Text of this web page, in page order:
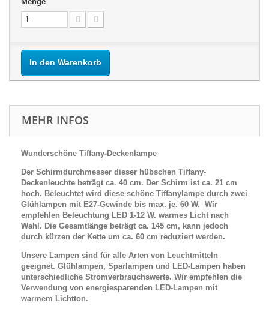
In den Warenkorb
MEHR INFOS
Wunderschöne Tiffany-Deckenlampe
Der Schirmdurchmesser dieser hübschen Tiffany-
Deckenleuchte beträgt ca. 40 cm. Der Schirm ist ca. 21 cm
hoch. Beleuchtet wird diese schöne Tiffanylampe durch zwei
Glühlampen mit E27-Gewinde bis max. je. 60 W. Wir
empfehlen Beleuchtung LED 1-12 W. warmes Licht nach
Wahl. Die Gesamtlänge beträgt ca. 145 cm, kann jedoch
durch kürzen der Kette um ca. 60 cm reduziert werden.
Unsere Lampen sind für alle Arten von Leuchtmitteln
geeignet. Glühlampen, Sparlampen und LED-Lampen haben
unterschiedliche Stromverbrauchswerte. Wir empfehlen die
Verwendung von energiesparenden LED-Lampen mit
warmem Lichtton.